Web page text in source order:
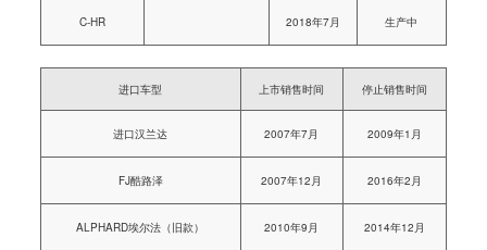
C-HR 2018年7月 生产中
进口车型 上市销售时间 停止销售时间
进口汉兰达 2007年7月 2009年1月
FJ酷路泽 2007年12月 2016年2月
ALPHARD埃尔法（旧款） 2010年9月 2014年12月